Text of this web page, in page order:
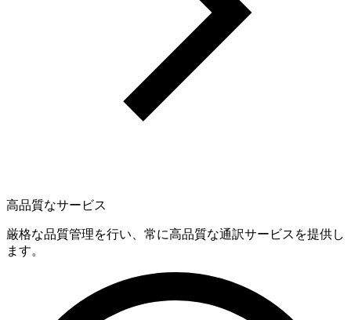
高品質なサービス
厳格な品質管理を行い、常に高品質な通訳サービスを提供し
ます。